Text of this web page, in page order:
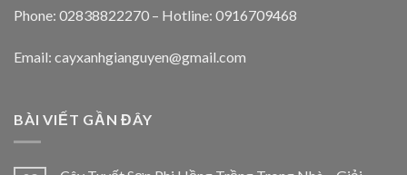
Phone: 02838822270 – Hotline: 0916709468
Email: cayxanhgianguyen@gmail.com
BÀI VIẾT GẦN ĐÂY